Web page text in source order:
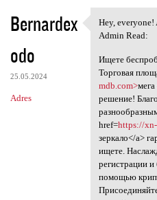
Bernardex
odo
25.05.2024
Adres
Hey,
Hey,
Admin Read:
Ищете
Торговая
mdb.com>
решение!
href=https://
зеркало</a>
ищете.
регистрации
помощью